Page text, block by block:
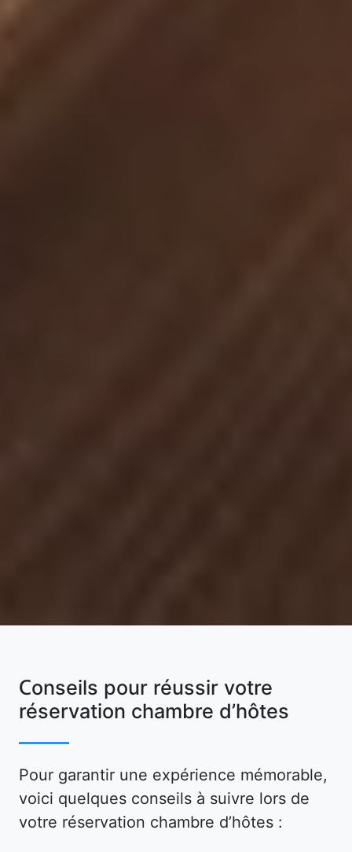
Conseils pour réussir votre
réservation chambre d’hôtes
Pour garantir une expérience mémorable,
voici quelques conseils à suivre lors de
votre réservation chambre d’hôtes :